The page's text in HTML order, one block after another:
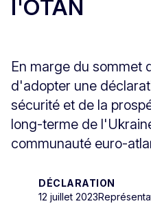
l'OTAN
En marge du sommet
d'adopter une
sécurité et de la
long-terme de
communauté euro-
DÉCLARATION
12 juillet 2023